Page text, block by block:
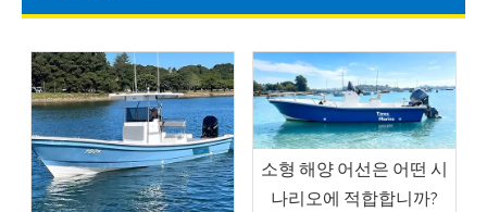
소형 해양 어선은 어떤 시
나리오에 적합합니까?